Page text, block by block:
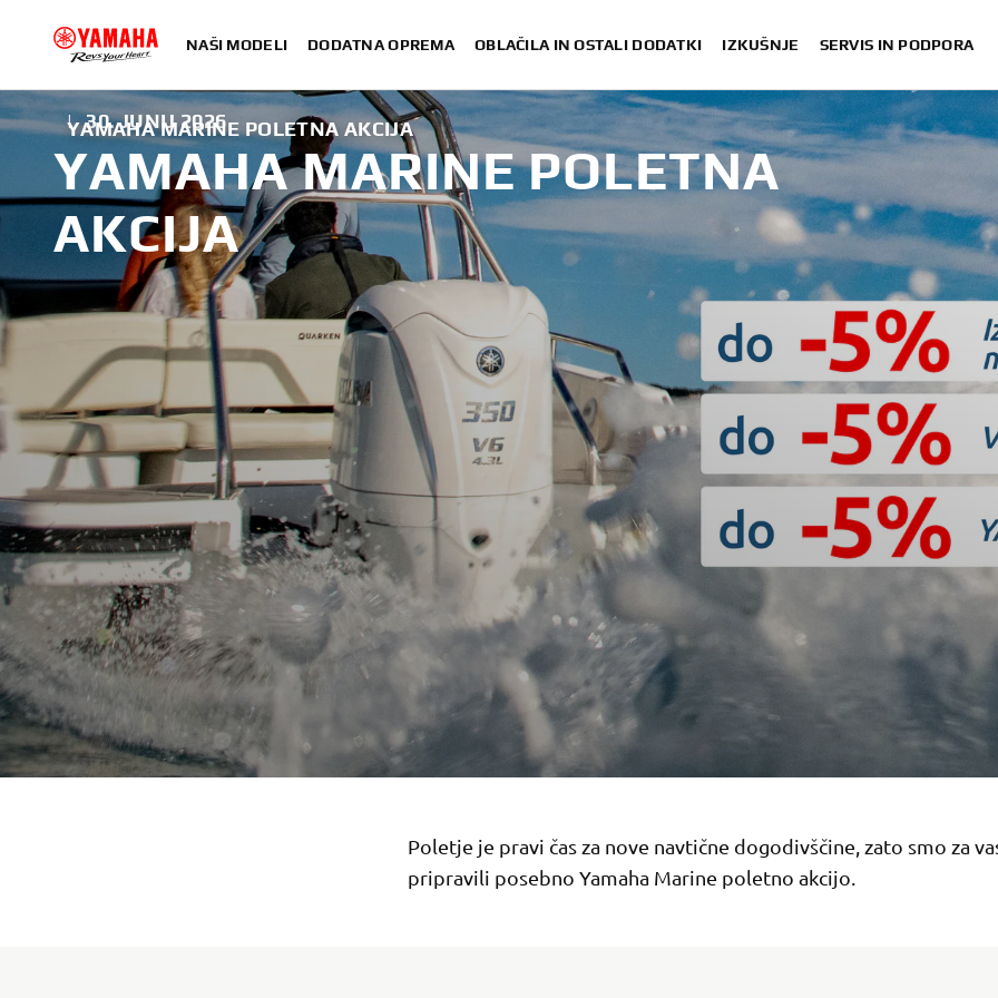
NAŠI MODELI DODATNA OPREMA OBLAČILA IN OSTALI DODATKI IZKUŠNJE SERVIS IN PODPORA
YAMAHA MARINE POLETNA AKCIJA
| 30. JUNIJ 2026
YAMAHA MARINE POLETNA
AKCIJA
Poletje je pravi čas za nove navtične dogodivščine, zato smo za
pripravili posebno Yamaha Marine poletno akcijo.